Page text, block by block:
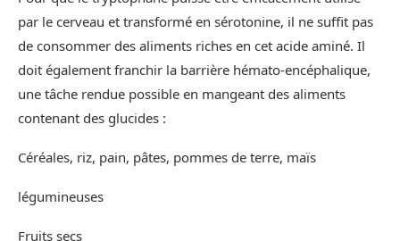
par le cerveau et transformé en sérotonine, il ne suffit pas
de consommer des aliments riches en cet acide aminé. Il
doit également franchir la barrière hémato-encéphalique,
une tâche rendue possible en mangeant des aliments
contenant des glucides :
Céréales, riz, pain, pâtes, pommes de terre, maïs
légumineuses
Fruits secs